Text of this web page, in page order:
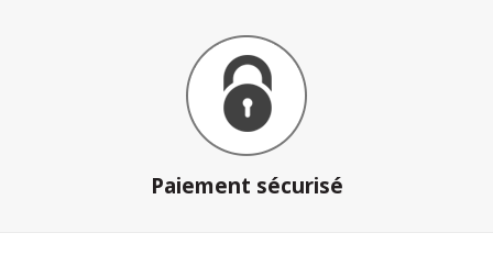
Paiement sécurisé